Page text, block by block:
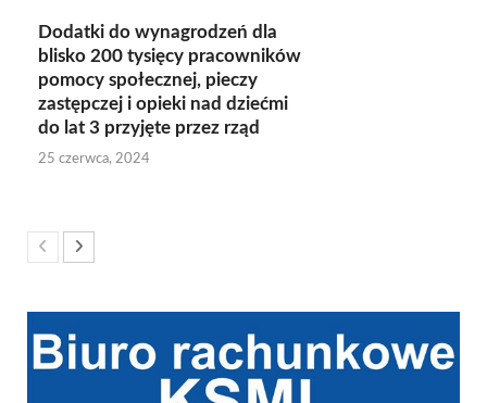
Dodatki do wynagrodzeń dla
blisko 200 tysięcy pracowników
pomocy społecznej, pieczy
zastępczej i opieki nad dziećmi
do lat 3 przyjęte przez rząd
25 czerwca, 2024